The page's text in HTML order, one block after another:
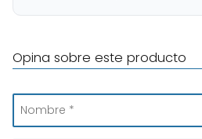
Opina sobre este producto